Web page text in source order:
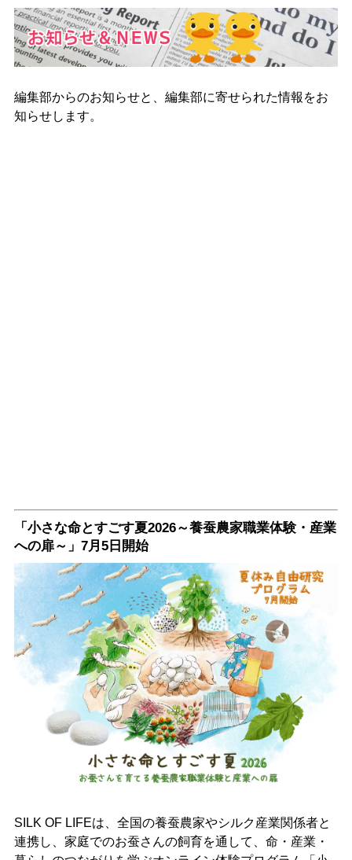
編集部からのお知らせと、編集部に寄せられた情報をお
知らせします。
「小さな命とすごす夏2026～養蚕農家職業体験・産業
への扉～」7月5日開始
SILK OF LIFEは、全国の養蚕農家やシルク産業関係者と
連携し、家庭でのお蚕さんの飼育を通して、命・産業・